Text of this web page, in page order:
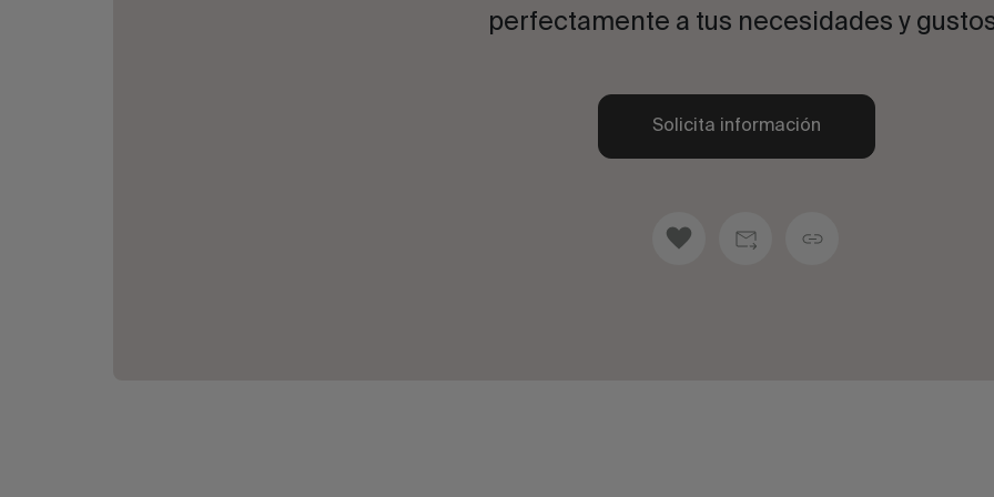
perfectamente a tus necesidades y
Solicita información